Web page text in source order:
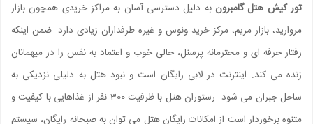
تور کیش هتل گامبرون به دلیل دسترسی آسان به مراکز خریدی همچون بازار
مروارید، بازار مریم، مرکز خرید ونوس و غیره طرفداران زیادی دارد. ضمن اینکه
رفتار حرفه ای و محترمانه پرسنل، حالی خوب و اعتماد به نفس را در میهمانان
زنده می کند. اینترنت در لابی رایگان است و نبود هتل به دلیلی نزدیکی به
ساحل جبران می شود. رستوران هتل با ظرفیت 300 نفر از غذاهایی با کیفیت و
متنوه برخوردار است از امکانات رایگان هتل می توان به صبحانه رایگان، سیستم